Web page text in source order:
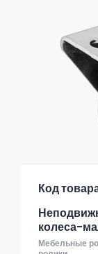
Код
колеса-
Мебельные